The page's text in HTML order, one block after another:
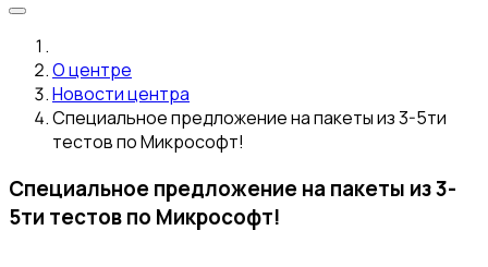
О центре
Новости центра
Специальное предложение на пакеты из 3-5ти
тестов по Микрософт!
Специальное предложение на пакеты из 3-
5ти тестов по Микрософт!